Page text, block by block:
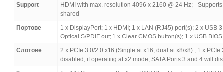
Support
HDMI with max. resolution 4096 x 2160 @ 24 Hz; -
shared
Портове
1 x DisplayPort; 1 x HDMI; 1 x LAN (RJ45) port(s); 2 x USB
Optical S/PDIF out; 1 x Clear CMOS button(s); 1 x USB
Слотове
2 x PCIe 3.0/2.0 x16 (Single at x16, dual at x8/x8) ; 1 x
disabled, if operating at x2 mode, SATA Ports 3 and 4 will